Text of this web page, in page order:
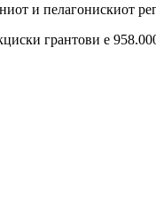
и
грантови е